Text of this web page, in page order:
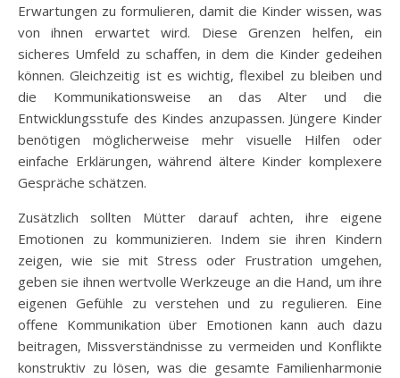
Erwartungen zu formulieren, damit die Kinder wissen, was
von ihnen erwartet wird. Diese Grenzen helfen, ein
sicheres Umfeld zu schaffen, in dem die Kinder gedeihen
können. Gleichzeitig ist es wichtig, flexibel zu bleiben und
die Kommunikationsweise an das Alter und die
Entwicklungsstufe des Kindes anzupassen. Jüngere Kinder
benötigen möglicherweise mehr visuelle Hilfen oder
einfache Erklärungen, während ältere Kinder komplexere
Gespräche schätzen.
Zusätzlich sollten Mütter darauf achten, ihre eigene
Emotionen zu kommunizieren. Indem sie ihren Kindern
zeigen, wie sie mit Stress oder Frustration umgehen,
geben sie ihnen wertvolle Werkzeuge an die Hand, um ihre
eigenen Gefühle zu verstehen und zu regulieren. Eine
offene Kommunikation über Emotionen kann auch dazu
beitragen, Missverständnisse zu vermeiden und Konflikte
konstruktiv zu lösen, was die gesamte Familienharmonie